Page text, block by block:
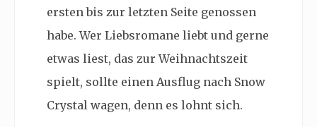
ersten bis zur letzten Seite genossen
habe. Wer Liebsromane liebt und gerne
etwas liest, das zur Weihnachtszeit
spielt, sollte einen Ausflug nach Snow
Crystal wagen, denn es lohnt sich.